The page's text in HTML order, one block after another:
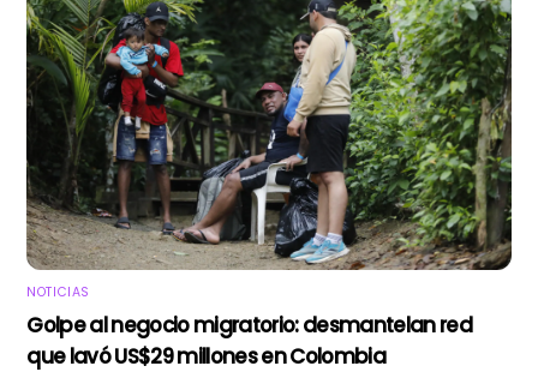
NOTICIAS
Golpe al negocio migratorio: desmantelan red
que lavó US$29 millones en Colombia